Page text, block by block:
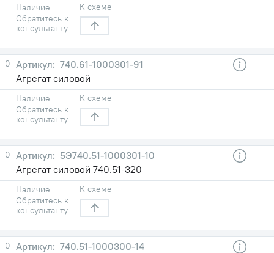
Наличие
Обратитесь к
консультанту
К схеме
0
740.61-1000301-91
Агрегат силовой
Наличие
Обратитесь к
консультанту
К схеме
0
5Э740.51-1000301-10
Агрегат силовой 740.51-320
Наличие
Обратитесь к
консультанту
К схеме
0
740.51-1000300-14